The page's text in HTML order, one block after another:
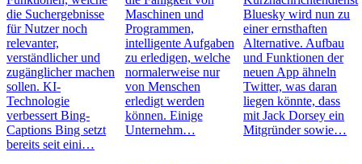
die Suchergebnisse
für Nutzer noch
relevanter,
verständlicher und
zugänglicher machen
sollen. KI-
Technologie
verbessert Bing-
Captions Bing setzt
bereits seit eini…
Maschinen und
Programmen,
intelligente Aufgaben
zu erledigen, welche
normalerweise nur
von Menschen
erledigt werden
können. Einige
Unternehm…
Bluesky wird nun zu
einer ernsthaften
Alternative. Aufbau
und Funktionen der
neuen App ähneln
Twitter, was daran
liegen könnte, dass
mit Jack Dorsey ein
Mitgründer sowie…